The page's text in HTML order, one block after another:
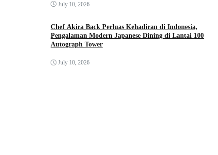
July 10, 2026
Chef Akira Back Perluas Kehadiran di Indonesia,
Pengalaman Modern Japanese Dining di Lantai 100
Autograph Tower
July 10, 2026